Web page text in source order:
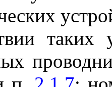
таких